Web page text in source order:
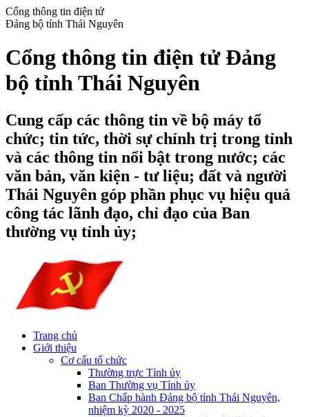
Cổng thông tin điện tử
Đảng bộ tỉnh Thái Nguyên
Cổng thông tin điện tử Đảng
bộ tỉnh Thái Nguyên
Cung cấp các thông tin về bộ máy tổ
chức; tin tức, thời sự chính trị trong tỉnh
và các thông tin nổi bật trong nước; các
văn bản, văn kiện - tư liệu; đất và người
Thái Nguyên góp phần phục vụ hiệu quả
công tác lãnh đạo, chỉ đạo của Ban
thường vụ tỉnh ủy;
Trang chủ
Giới thiệu
Cơ cấu tổ chức
Thường trực Tỉnh ủy
Ban Thường vụ Tỉnh ủy
Ban Chấp hành Đảng bộ tỉnh Thái Nguyên,
nhiệm kỳ 2020 - 2025